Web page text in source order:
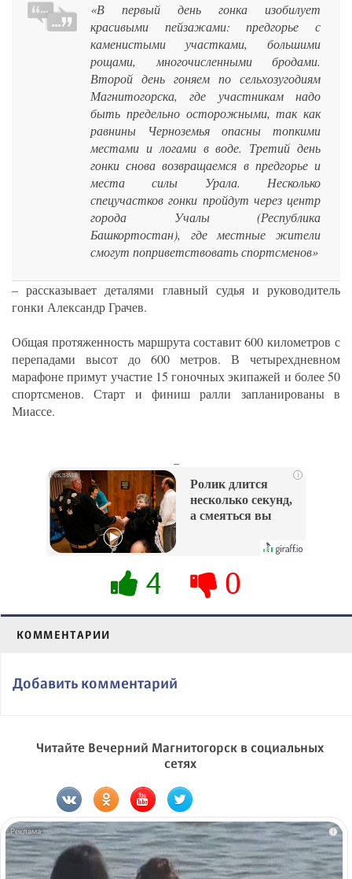
«В первый день гонка изобилует
красивыми пейзажами: предгорье с
каменистыми участками, большими
рощами, многочисленными бродами.
Второй день гоняем по сельхозугодиям
Магнитогорска, где участникам надо
быть предельно осторожными, так как
равнины Черноземья опасны топкими
местами и логами в воде. Третий день
гонки снова возвращаемся в предгорье и
места силы Урала. Несколько
спецучастков гонки пройдут через центр
города Учалы (Республика
Башкортостан), где местные жители
смогут поприветствовать спортсменов»
– рассказывает деталями главный судья и руководитель
гонки Александр Грачев.
Общая протяженность маршрута составит 600 километров с
перепадами высот до 600 метров. В четырехдневном
марафоне примут участие 15 гоночных экипажей и более 50
спортсменов. Старт и финиш ралли запланированы в
Миассе.
i
Ролик длится
несколько секунд,
а смеяться вы
4 0
КОММЕНТАРИИ
Добавить комментарий
Читайте Вечерний Магнитогорск в социальных
сетях
i